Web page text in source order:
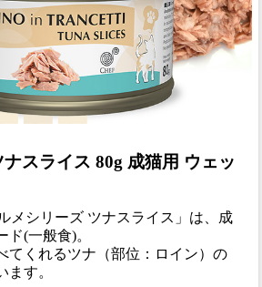
スライス 80g 成猫用 ウェッ
メシリーズ ツナスライス」は、成
ド(一般食)。
てくれるツナ（部位：ロイン）の
ます。